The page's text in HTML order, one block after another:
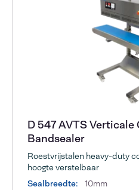
D 547 AVTS
Bandsealer
Roestvrijstalen heavy-duty
hoogte verstelbaar
Sealbreedte:
10mm